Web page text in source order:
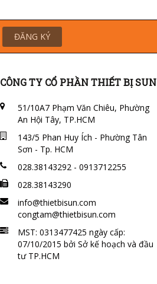
ĐĂNG KÝ
CÔNG TY CỔ PHẦN THIẾT BỊ SUN
51/10A7 Phạm Văn Chiêu, Phường
An Hội Tây, TP.HCM
143/5 Phan Huy Ích - Phường Tân
Sơn - Tp. HCM
028.38143292 - 0913712255
028.38143290
info@thietbisun.com
congtam@thietbisun.com
MST: 0313477425 ngày cấp:
07/10/2015 bởi Sở kế hoạch và đầu
tư TP.HCM